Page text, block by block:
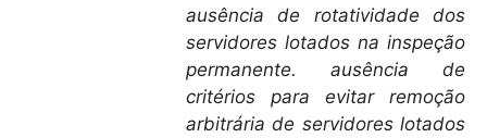
ausência de rotatividade dos
servidores lotados na inspeção
permanente. ausência de
critérios para evitar remoção
arbitrária de servidores lotados